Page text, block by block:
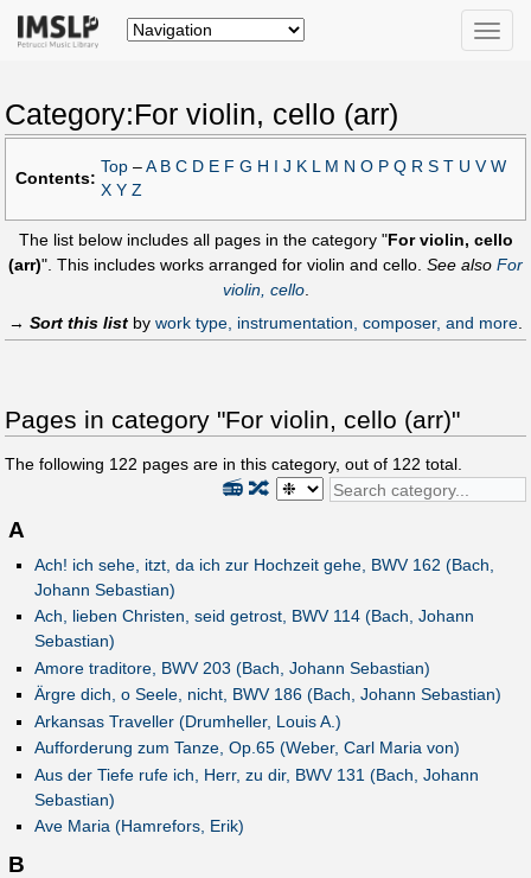
Toggle
Category:For violin, cello (arr)
Contents:
Top – A B C D E F G H J K M N O P Q R S T U V W
X Y Z
The list below includes all pages in the category "For violin, cello
(arr)". This includes works arranged for violin and cello. See also For
violin, cello.
→ Sort this list by work type, instrumentation, composer, and more.
Pages in category "For violin, cello (arr)"
The following 122 pages are in this category, out of 122 total.
🔀
📻
A
Ach! ich sehe, itzt, da ich zur Hochzeit gehe, BWV 162 (Bach,
Johann Sebastian)
Ach, lieben Christen, seid getrost, BWV 114 (Bach, Johann
Sebastian)
Amore traditore, BWV 203 (Bach, Johann Sebastian)
Ärgre dich, o Seele, nicht, BWV 186 (Bach, Johann Sebastian)
Arkansas Traveller (Drumheller, Louis A.)
Aufforderung zum Tanze, Op.65 (Weber, Carl Maria von)
Aus der Tiefe rufe ich, Herr, zu dir, BWV 131 (Bach, Johann
Sebastian)
Ave Maria (Hamrefors, Erik)
B